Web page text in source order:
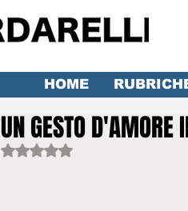
HOME
UN GESTO D'AMORE
Valutazione NaN stelle su 5.